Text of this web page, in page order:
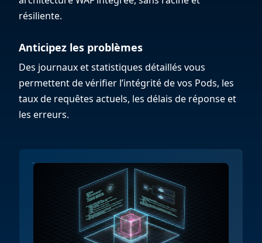
résiliente.
Anticipez les problèmes
Des journaux et statistiques détaillés vous
permettent de vérifier l’intégrité de vos Pods, les
taux de requêtes actuels, les délais de réponse et
les erreurs.